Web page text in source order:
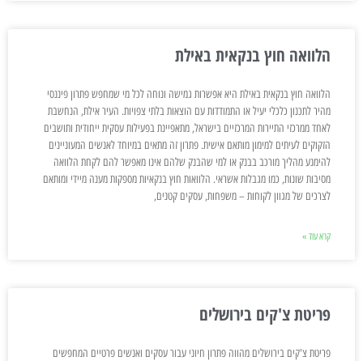
הלוואה חוץ בנקאית באילת
הלוואה חוץ בנקאית באילת היא אפשרות גמישה ונוחה לכל מי שמחפש פתרון פיננסי
מהיר לתכנון כלכלי יעיל או התמודדות עם הוצאות בלתי צפויות. העיר אילת, הנחשבת
לאחד ממרכזי התיירות המרכזיים בישראל, מתאפיינת בפעילות עסקית ייחודית ותושבים
הזקוקים לעיתים למימון מותאם אישית. פתרון זה מתאים במיוחד לאנשים המעוניינים
להימנע מהליך מורכב בבנק או למי שהבנק שלהם אינו מאפשר להם לקחת הלוואה
מסיבות שונות, כמו מגבלות אשראי. הלוואות חוץ בנקאיות מספקות מענה מיידי ומותאם
לצרכים של מגוון לקוחות – משפחות, עסקים קטנים,
קרא עוד »
פריטת צ'קים בירושלים
פריטת צ'קים בירושלים מהווה פתרון חיוני עבור עסקים ואנשים פרטיים המחפשים